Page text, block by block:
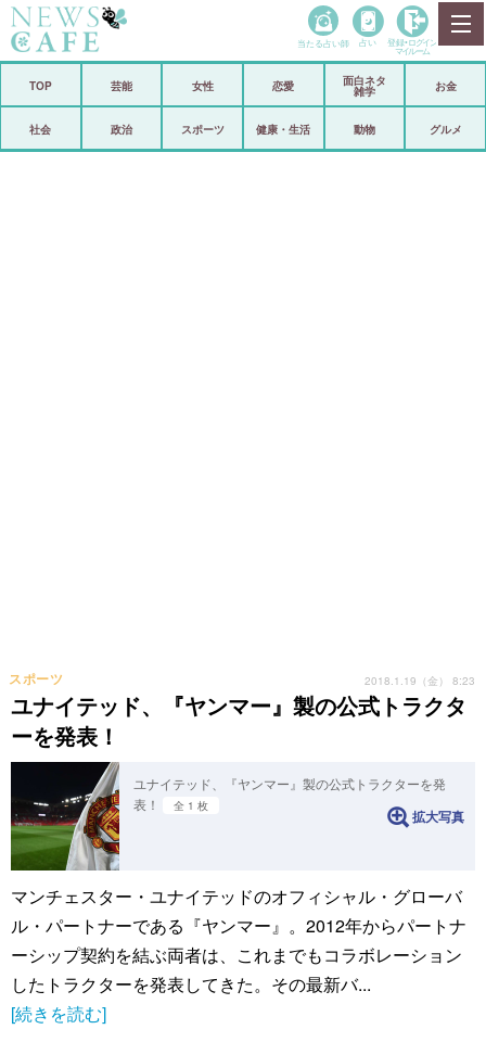
政治
当たる占い師 占い 登録• ログイン
マイルーム
TOP 芸能 女性 恋愛
面白ネタ
雑学
お金
社会 政治 スポーツ 健康・生活 動物 グルメ
ユナイテッド、『ヤンマー』製の公式トラクタ
ーを発表！
スポーツ 2018.1.19（金） 8:23
ユナイテッド、『ヤンマー』製の公式トラクターを発
表！
全 1 枚
拡大写真
マンチェスター・ユナイテッドのオフィシャル・グローバ
ル・パートナーである『ヤンマー』。2012年からパートナ
ーシップ契約を結ぶ両者は、これまでもコラボレーション
したトラクターを発表してきた。その最新バ...
[続きを読む]